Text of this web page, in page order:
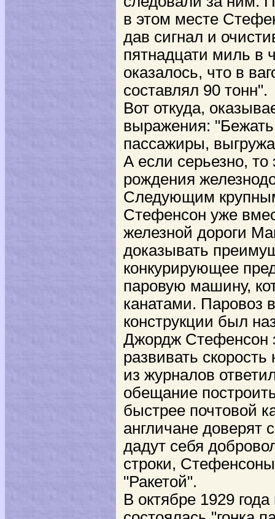
в этом месте
дав сигнал и
пятнадцати миль в
оказалось, что в
составлял 90 тонн".
Вот откуда,
выражения:
пассажиры,
А если серьезно, то
рождения
Следующим
Стефенсон уже
железной дороги
доказывать
конкурирующее
паровую машину,
канатами. Паровоз
конструкции был
Джордж Стефенсон
развивать
из журналов
обещание
быстрее почтовой
англичане доверят
дадут себя
строки,
"Ракетой".
В октябре 1929